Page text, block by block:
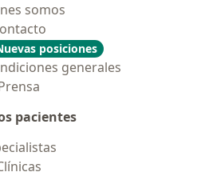
somos
posiciones
generales
pacientes